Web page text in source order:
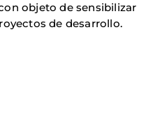
objeto de sensibilizar
de desarrollo.